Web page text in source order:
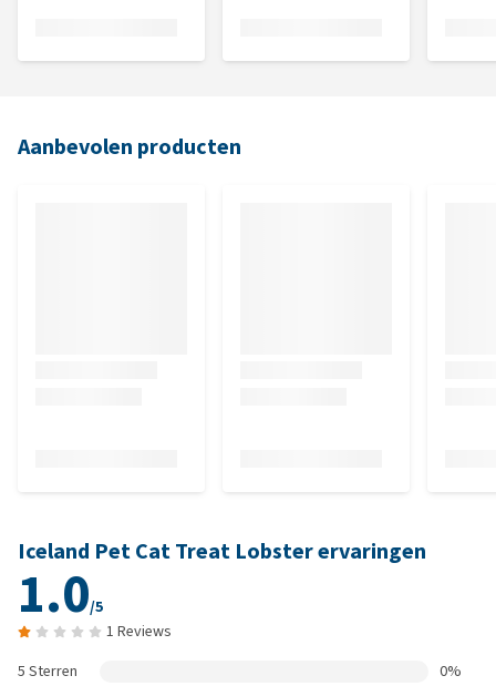
Aanbevolen producten
Iceland Pet Cat Treat Lobster ervaringen
1.0/5
1 Reviews
5 Sterren
0%